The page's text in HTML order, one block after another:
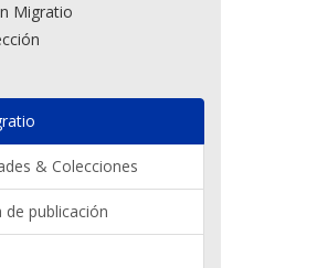
Migratio
& Colecciones
de publicación